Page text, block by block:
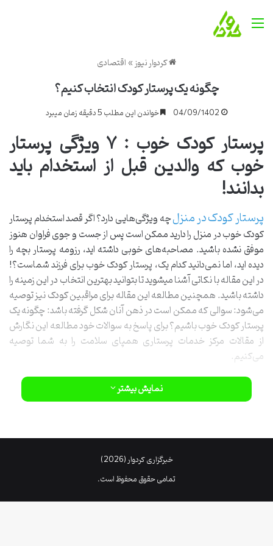
منو
کردوار نیوز»اقتصادی
چگونه یک پرستار کودک انتخاب کنیم؟
04/09/1402 خواندن این مطلب 5 دقیقه زمان میبرد
پرستار کودک خوب : ۷ ویژگی پرستار
خوب که والدین قبل از استخدام باید
بدانند!
پرستار کودک در منزلچه ویژگی‌هایی دارد؟ اگر قصد استخدام پرستار
کودک خوب در منزل را دارید ممکن است پس از جست و جوی فراوان هنوز
موفق نشده باشید. مصاحبه‌های خوبی داشته اید، رزومه پرستار بچه را
دیده اید، اما نمی‌دانید کدام یک، پرستار کودک خوب برای فرزند شماست؟!
در این مقاله با نکاتی آشنا میشوید تا بتوانید بهترین انتخاب در این زمینه را
داشته باشید. همچنین مطالعه این مقاله برای مراقبین کودک نیز توصیه
می‌شود: سوالی که ممکن است در ذهن آنان شکل گرفته باشد: چگونه یک
پرستار کودک خوب باشیم؟ برای پاسخ به سوالات خود مطالعه این نگارش
از مقالات مرکز خدمات پرستاری همپای سلامت را به شما توصیه
می‌کنیم.
نمایش بیشتر
خبرگزاری کردوار (2026)
تمامی حقوق محفوظ است.